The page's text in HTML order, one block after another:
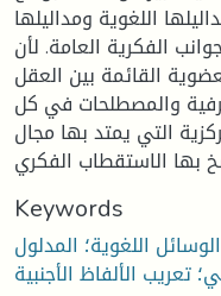
اللغوية ومداليلها
الفكرية العامة. لأن
القائمة بين العقل
والمصطلحات في كل
التي يمتد بها مجال
بها الاستقطاب الفكري
Keywords
اللغوية؛ المدلول
تعريب الألفاظ الأجنبية